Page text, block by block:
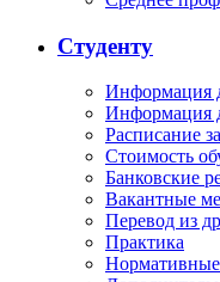
Студенту
Информация
Информация
Расписание
Стоимость
Банковские
Вакантные
Перевод из
Практика